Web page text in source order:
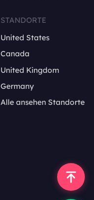
STANDORTE
United States
Canada
United Kingdom
Germany
Alle ansehen Standorte